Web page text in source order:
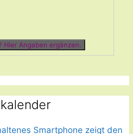
Hier Angaben ergänzen.